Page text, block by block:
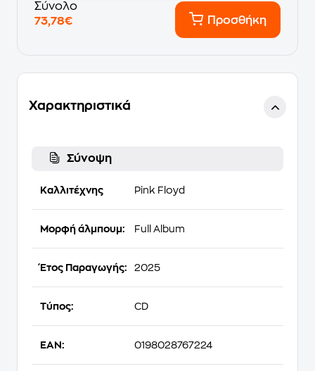
Σύνολο
73,78€
Προσθήκη
Χαρακτηριστικά
Σύνοψη
Καλλιτέχνης Pink Floyd
Μορφή άλμπουμ: Full Album
Έτος Παραγωγής: 2025
Τύπος: CD
EAN: 0198028767224